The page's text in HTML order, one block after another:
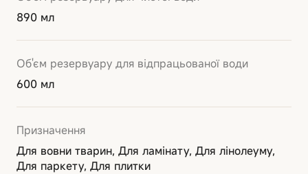
890 мл
Об'єм резервуару для відпрацьованої води
600 мл
Призначення
Для вовни тварин, Для ламінату, Для лінолеуму,
Для паркету, Для плитки